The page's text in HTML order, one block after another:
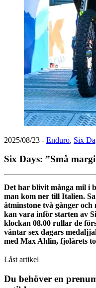
2025/08/23 - Enduro, Six
Six Days: ”Små
Det har blivit många mil i
man kom ner till Italien.
åtminstone två gånger
kan vara inför starten av
klockan 08.00 rullar de
väntar sex dagars
med Max Ahlin, fjolårets
Låst artikel
Du behöver en